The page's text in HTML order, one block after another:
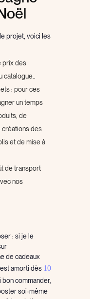
projet, voici les
prix des
: pour ces
un temps
de
créations des
et de mise à
de transport
nos
: si je le
de cadeaux
amorti dès 10
bon commander,
soi-même